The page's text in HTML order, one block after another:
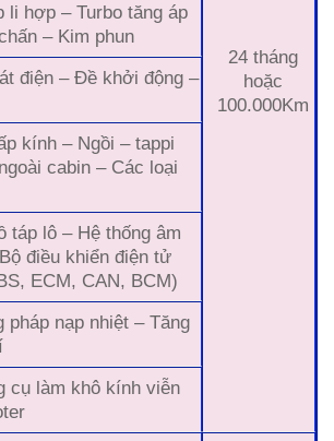
24 tháng
hoặc
100.000Km
li hợp – Turbo tăng áp
– Kim phun
điện – Đề khởi động –
kính – Ngồi – tappi
cabin – Các loại
táp lô – Hệ thống âm
điều khiển điện tử
ECM, CAN, BCM)
pháp nạp nhiệt – Tăng
cụ làm khô kính viễn